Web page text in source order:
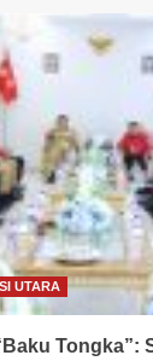
UTARA
Tongka”: